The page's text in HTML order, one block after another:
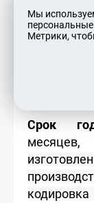
Срок
Срок
Мы
Метрики,